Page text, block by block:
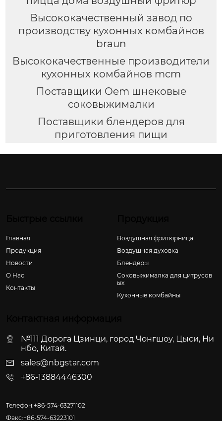
Высококачественный завод по
производству кухонных комбайнов
braun
Высококачественные производители
кухонных комбайнов mcm
Поставщики Oem шнековые
соковыжималки
Поставщики блендеров для
приготовления пищи
Главная
Продукция
Новости
О Hас
Контакты
Воздушная фритюрница
Воздушная духовка
Блендеры
Соковыжималка для цитрусов
ых
Кухонные комбайны
№111 Дорога Цзинци, город Чонгшоу, Цыси, Ни
нбо, Китай.
sales@nbgstar.com
+86-13884446300
Телефон:+86-574-63271102
Факс:+86-574-63223101